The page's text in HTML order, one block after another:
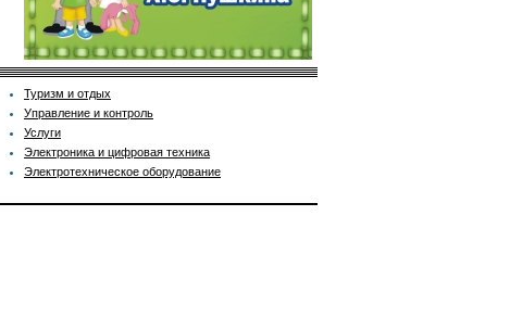
Туризм и отдых
Управление и контроль
Услуги
Электроника и цифровая техника
Электротехническое оборудование